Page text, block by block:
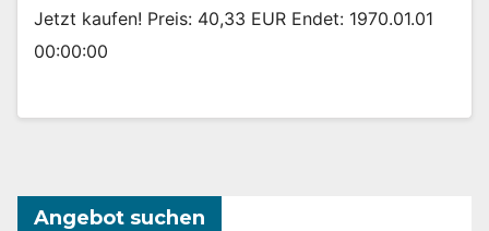
Jetzt kaufen! Preis: 40,33 EUR Endet: 1970.01.01
00:00:00
Angebot suchen